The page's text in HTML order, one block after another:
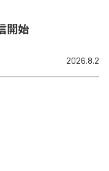
開始
2026.8.2